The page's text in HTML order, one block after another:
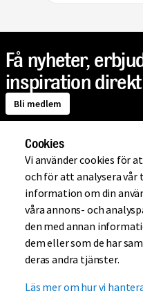
Få nyheter,
inspiration direkt
Bli medlem
Om Mio
Handla på Mio
Hjälp
Cookies
Vi använder cookies för
och för att analysera vår
information om din
våra annons- och
den med annan
dem eller som de har
deras andra tjänster.
Läs mer om hur vi